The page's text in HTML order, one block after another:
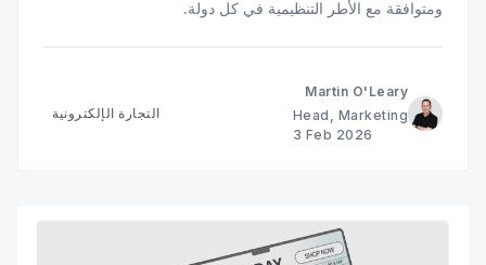
ومتوافقة مع الأطر التنظيمية في كل دولة.
Martin O'Leary
Head, Marketing
3 Feb 2026
التجارة الإلكترونية